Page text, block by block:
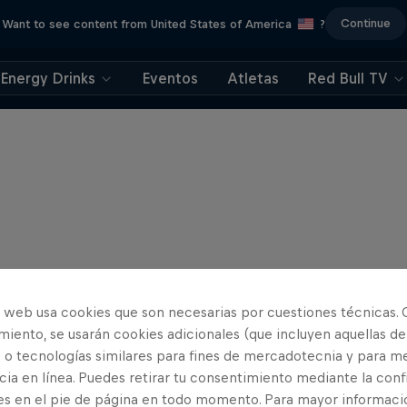
Want to see content from United States of America ? Continue
Energy Drinks Eventos Atletas Red Bull TV
web usa cookies que son necesarias por cuestiones técnicas.
se usarán cookies adicionales (que incluyen aquellas de
tecnologías similares para fines de mercadotecnia y para
en línea. Puedes retirar tu consentimiento mediante la
en el pie de página en todo momento. Para mayor